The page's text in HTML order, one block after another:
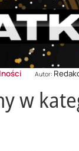
Autor:
w